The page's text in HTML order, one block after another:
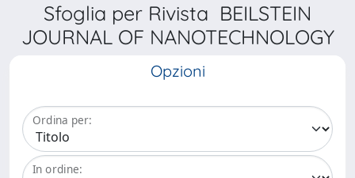
Sfoglia per Rivista BEILSTEIN
JOURNAL OF NANOTECHNOLOGY
Opzioni
Ordina per:
In ordine: